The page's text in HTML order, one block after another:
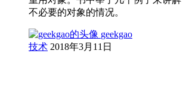
不必要的对象的情况。
geekgao
技术 2018年3月11日